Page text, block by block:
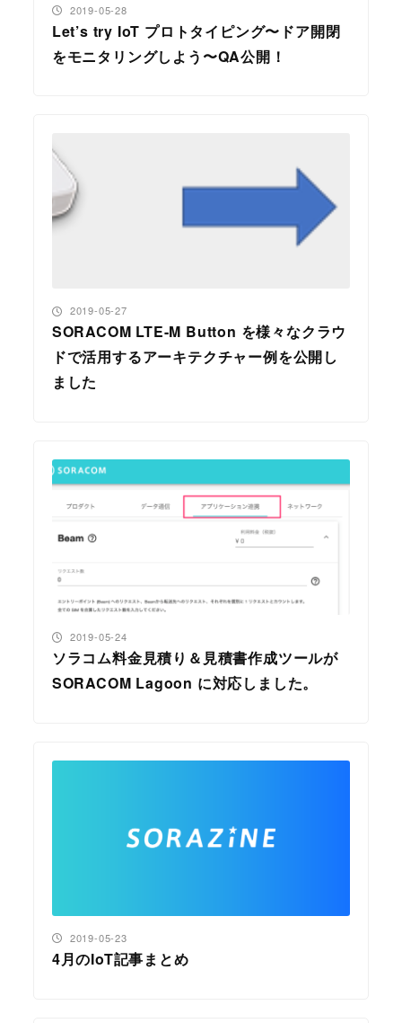
Let’s try IoT プロトタイピング〜ドア開閉
をモニタリングしよう〜QA公開！
投稿日
2019-05-28
SORACOM LTE-M Button を様々なクラウ
ドで活用するアーキテクチャー例を公開し
ました
投稿日
2019-05-27
ソラコム料金見積り＆見積書作成ツールが
SORACOM Lagoon に対応しました。
投稿日
2019-05-24
4月のIoT記事まとめ
投稿日
2019-05-23